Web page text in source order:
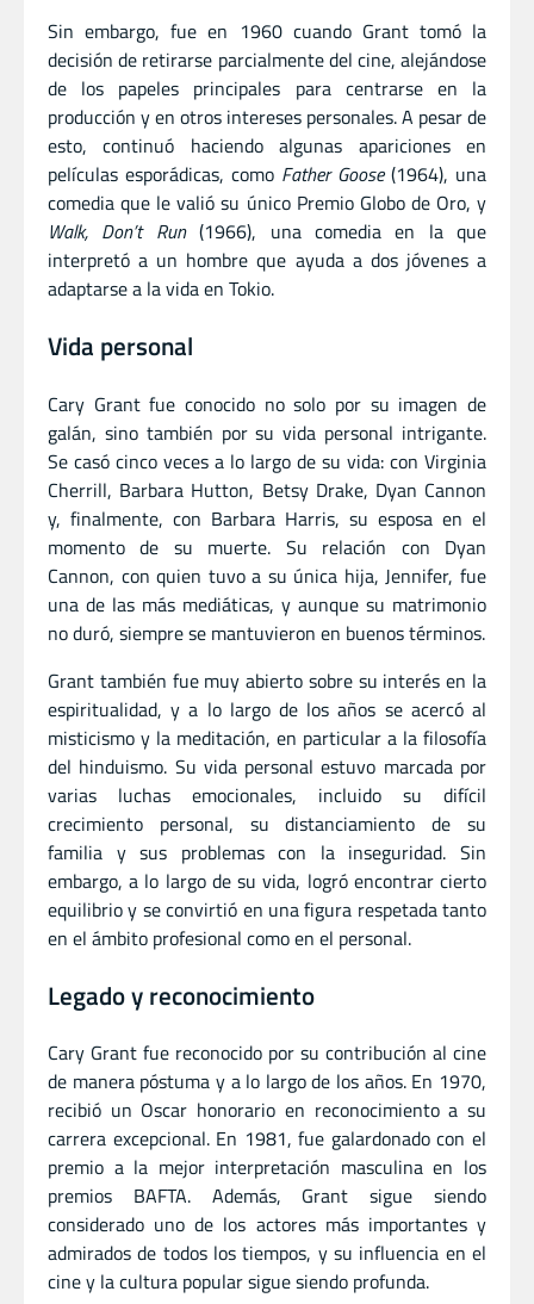
Sin embargo, fue en 1960 cuando Grant tomó la
decisión de retirarse parcialmente del cine, alejándose
de los papeles principales para centrarse en la
producción y en otros intereses personales. A pesar de
esto, continuó haciendo algunas apariciones en
películas esporádicas, como Father Goose(1964), una
comedia que le valió su único Premio Globo de Oro, y
Walk, Don’t Run(1966), una comedia en la que
interpretó a un hombre que ayuda a dos jóvenes a
adaptarse a la vida en Tokio.
Vida personal
Cary Grant fue conocido no solo por su imagen de
galán, sino también por su vida personal intrigante.
Se casó cinco veces a lo largo de su vida: con Virginia
Cherrill, Barbara Hutton, Betsy Drake, Dyan Cannon
y, finalmente, con Barbara Harris, su esposa en el
momento de su muerte. Su relación con Dyan
Cannon, con quien tuvo a su única hija, Jennifer, fue
una de las más mediáticas, y aunque su matrimonio
no duró, siempre se mantuvieron en buenos términos.
Grant también fue muy abierto sobre su interés en la
espiritualidad, y a lo largo de los años se acercó al
misticismo y la meditación, en particular a la filosofía
del hinduismo. Su vida personal estuvo marcada por
varias luchas emocionales, incluido su difícil
crecimiento personal, su distanciamiento de su
familia y sus problemas con la inseguridad. Sin
embargo, a lo largo de su vida, logró encontrar cierto
equilibrio y se convirtió en una figura respetada tanto
en el ámbito profesional como en el personal.
Legado y reconocimiento
Cary Grant fue reconocido por su contribución al cine
de manera póstuma y a lo largo de los años. En 1970,
recibió un Oscar honorario en reconocimiento a su
carrera excepcional. En 1981, fue galardonado con el
premio a la mejor interpretación masculina en los
premios BAFTA. Además, Grant sigue siendo
considerado uno de los actores más importantes y
admirados de todos los tiempos, y su influencia en el
cine y la cultura popular sigue siendo profunda.